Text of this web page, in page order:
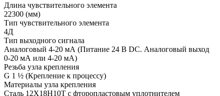
Длина чувствительного элемента
22300 (мм)
Тип чувствительного элемента
4Д
Тип выходного сигнала
Аналоговый 4-20 мА (Питание 24 В DC. Аналоговый выход
0-20 мА или 4-20 мА)
Резьба узла крепления
G 1 ½ (Крепление к процессу)
Материалы узла крепления
Сталь 12Х18Н10Т с фторопластовым уплотнителем